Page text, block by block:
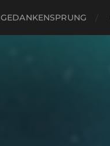
GEDANKENSPRUNG